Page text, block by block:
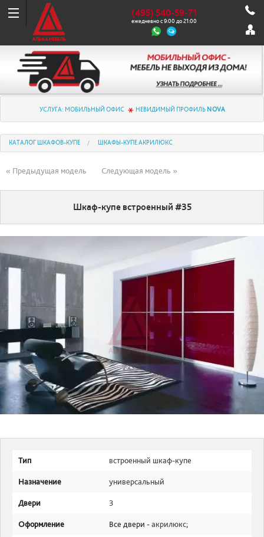
(495) 540-59-71
ежедневно с 9:00 до 21:00
УСЛУГА: МОБИЛЬНЫЙ ОФИС НЕВИДИМЫЙ ПРОФИЛЬ NOVA
КАТАЛОГ ШКАФОВ-КУПЕ ШКАФЫ-КУПЕ АКРИЛЮКС
« Предыдущая модель Следующая модель »
Шкаф-купе встроенный #35
Тип встроенный шкаф-купе
Назначение универсальный
Двери 3
Оформление Все двери -акрилюкс;